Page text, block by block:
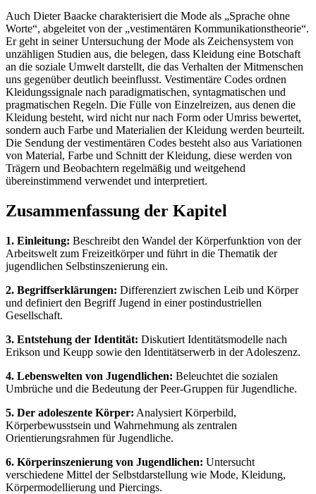
Auch Dieter Baacke charakterisiert die Mode als „Sprache ohne
Worte“, abgeleitet von der „vestimentären Kommunikationstheorie“.
Er geht in seiner Untersuchung der Mode als Zeichensystem von
unzähligen Studien aus, die belegen, dass Kleidung eine Botschaft
an die soziale Umwelt darstellt, die das Verhalten der Mitmenschen
uns gegenüber deutlich beeinflusst. Vestimentäre Codes ordnen
Kleidungssignale nach paradigmatischen, syntagmatischen und
pragmatischen Regeln. Die Fülle von Einzelreizen, aus denen die
Kleidung besteht, wird nicht nur nach Form oder Umriss bewertet,
sondern auch Farbe und Materialien der Kleidung werden beurteilt.
Die Sendung der vestimentären Codes besteht also aus Variationen
von Material, Farbe und Schnitt der Kleidung, diese werden von
Trägern und Beobachtern regelmäßig und weitgehend
übereinstimmend verwendet und interpretiert.
Zusammenfassung der Kapitel
1. Einleitung: Beschreibt den Wandel der Körperfunktion von der
Arbeitswelt zum Freizeitkörper und führt in die Thematik der
jugendlichen Selbstinszenierung ein.
2. Begriffserklärungen: Differenziert zwischen Leib und Körper
und definiert den Begriff Jugend in einer postindustriellen
Gesellschaft.
3. Entstehung der Identität: Diskutiert Identitätsmodelle nach
Erikson und Keupp sowie den Identitätserwerb in der Adoleszenz.
4. Lebenswelten von Jugendlichen: Beleuchtet die sozialen
Umbrüche und die Bedeutung der Peer-Gruppen für Jugendliche.
5. Der adoleszente Körper: Analysiert Körperbild,
Körperbewusstsein und Wahrnehmung als zentralen
Orientierungsrahmen für Jugendliche.
6. Körperinszenierung von Jugendlichen: Untersucht
verschiedene Mittel der Selbstdarstellung wie Mode, Kleidung,
Körpermodellierung und Piercings.